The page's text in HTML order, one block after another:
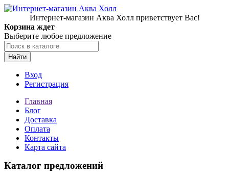
Интернет-магазин Аква Холл приветствует Вас!
Корзина ждет
Выберите любое предложение
Найти
Вход
Регистрация
Главная
Блог
Доставка
Оплата
Контакты
Карта сайта
Каталог предложений